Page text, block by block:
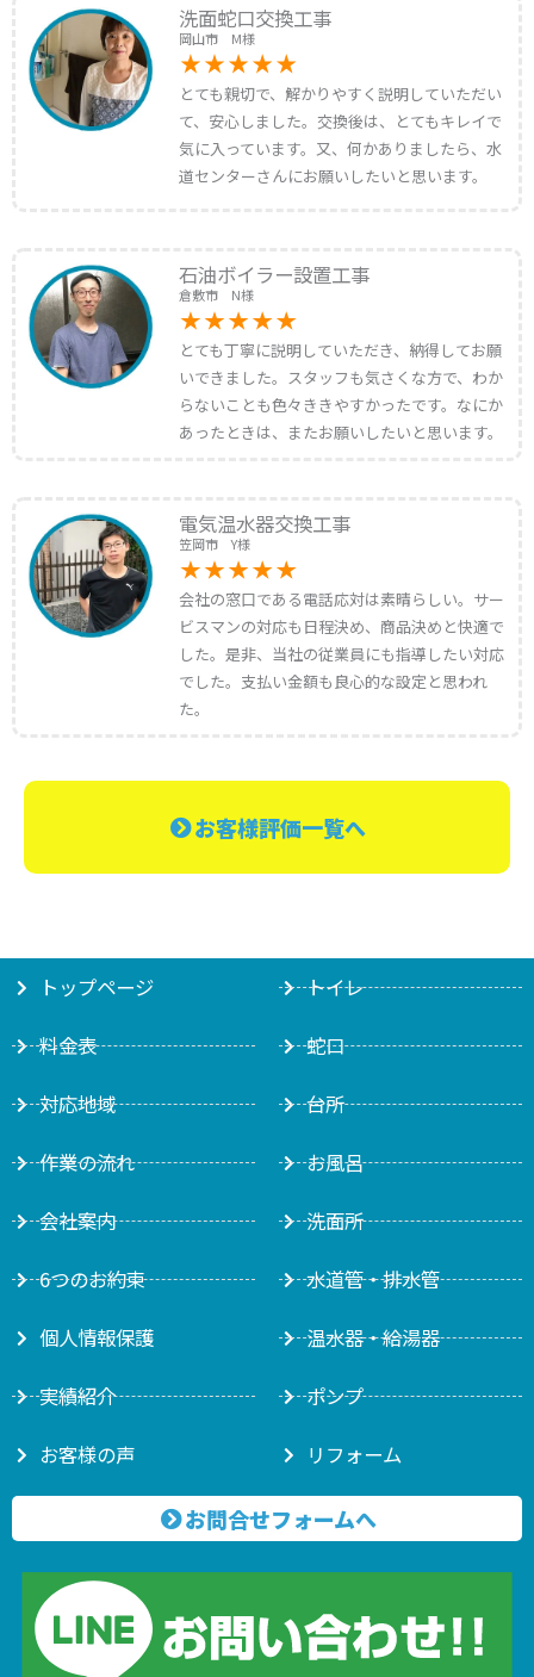
洗面蛇口交換工事
岡山市 M様
とても親切で、解かりやすく説明していただい
て、安心しました。交換後は、とてもキレイで
気に入っています。又、何かありましたら、水
道センターさんにお願いしたいと思います。
石油ボイラー設置工事
倉敷市 N様
とても丁寧に説明していただき、納得してお願
いできました。スタッフも気さくな方で、わか
らないことも色々ききやすかったです。なにか
あったときは、またお願いしたいと思います。
電気温水器交換工事
笠岡市 Y様
会社の窓口である電話応対は素晴らしい。サー
ビスマンの対応も日程決め、商品決めと快適で
した。是非、当社の従業員にも指導したい対応
でした。支払い金額も良心的な設定と思われ
た。
お客様評価一覧へ
トップページ
料金表
対応地域
作業の流れ
会社案内
6つのお約束
個人情報保護
実績紹介
お客様の声
トイレ
蛇口
台所
お風呂
洗面所
水道管・排水管
温水器・給湯器
ポンプ
リフォーム
お問合せフォームへ